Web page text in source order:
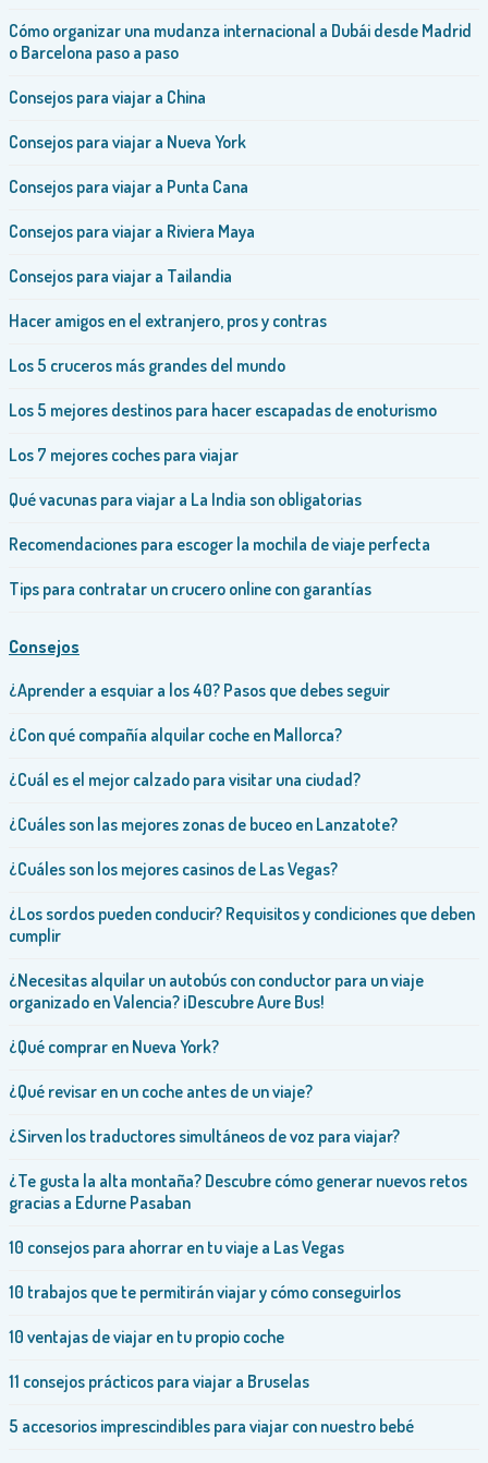
Cómo organizar una mudanza internacional a Dubái desde Madrid
o Barcelona paso a paso
Consejos para viajar a China
Consejos para viajar a Nueva York
Consejos para viajar a Punta Cana
Consejos para viajar a Riviera Maya
Consejos para viajar a Tailandia
Hacer amigos en el extranjero, pros y contras
Los 5 cruceros más grandes del mundo
Los 5 mejores destinos para hacer escapadas de enoturismo
Los 7 mejores coches para viajar
Qué vacunas para viajar a La India son obligatorias
Recomendaciones para escoger la mochila de viaje perfecta
Tips para contratar un crucero online con garantías
Consejos
¿Aprender a esquiar a los 40? Pasos que debes seguir
¿Con qué compañía alquilar coche en Mallorca?
¿Cuál es el mejor calzado para visitar una ciudad?
¿Cuáles son las mejores zonas de buceo en Lanzatote?
¿Cuáles son los mejores casinos de Las Vegas?
¿Los sordos pueden conducir? Requisitos y condiciones que deben
cumplir
¿Necesitas alquilar un autobús con conductor para un viaje
organizado en Valencia? ¡Descubre Aure Bus!
¿Qué comprar en Nueva York?
¿Qué revisar en un coche antes de un viaje?
¿Sirven los traductores simultáneos de voz para viajar?
¿Te gusta la alta montaña? Descubre cómo generar nuevos retos
gracias a Edurne Pasaban
10 consejos para ahorrar en tu viaje a Las Vegas
10 trabajos que te permitirán viajar y cómo conseguirlos
10 ventajas de viajar en tu propio coche
11 consejos prácticos para viajar a Bruselas
5 accesorios imprescindibles para viajar con nuestro bebé